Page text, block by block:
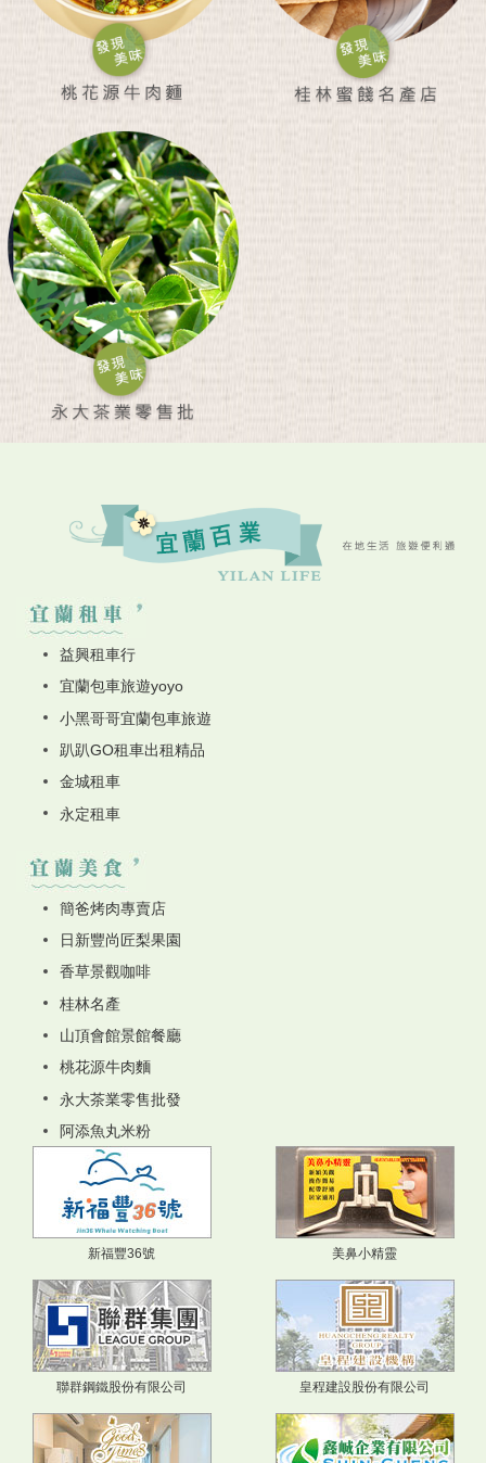
益興租車行
宜蘭包車旅遊yoyo
小黑哥哥宜蘭包車旅遊
趴趴GO租車出租精品
金城租車
永定租車
簡爸烤肉專賣店
日新豐尚匠梨果園
香草景觀咖啡
桂林名產
山頂會館景館餐廳
桃花源牛肉麵
永大茶業零售批發
阿添魚丸米粉
新福豐36號 美鼻小精靈
聯群鋼鐵股份有限公司 皇程建設股份有限公司